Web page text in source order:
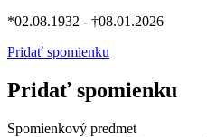
*02.08.1932 - †08.01.2026
Pridať spomienku
Pridať spomienku
Spomienkový predmet